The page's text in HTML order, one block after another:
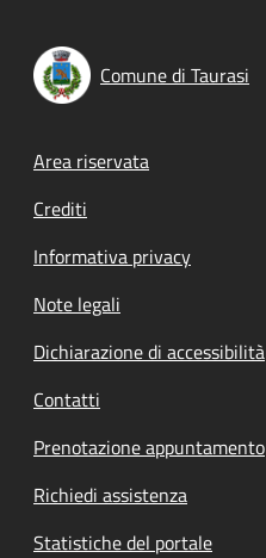
Comune di Taurasi
Footer menu
Area riservata
Crediti
Informativa privacy
Note legali
Dichiarazione di accessibilità
Contatti
Prenotazione appuntamento
Richiedi assistenza
Statistiche del portale